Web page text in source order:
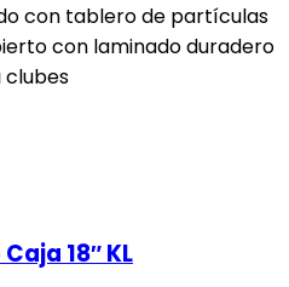
con tablero de partículas
con laminado duradero
clubes
18″ KL